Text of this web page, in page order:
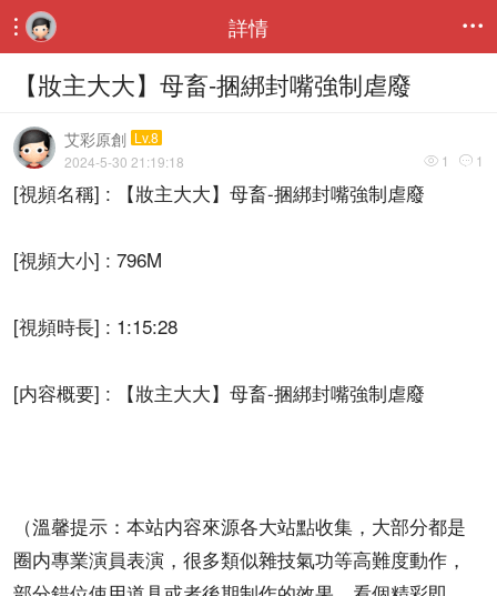
 詳情 
【妝主大大】母畜-捆綁封嘴強制虐廢
艾彩原創 Lv.8
 1  1
2024-5-30 21:19:18
[視頻名稱] : 【妝主大大】母畜-捆綁封嘴強制虐廢
[視頻大小] : 796M
[視頻時長] : 1:15:28
[内容概要] : 【妝主大大】母畜-捆綁封嘴強制虐廢
（溫馨提示：本站内容來源各大站點收集，大部分都是
圈内專業演員表演，很多類似雜技氣功等高難度動作，